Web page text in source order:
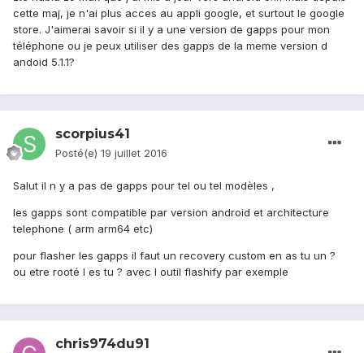
cette maj, je n'ai plus acces au appli google, et surtout le google
store. J'aimerai savoir si il y a une version de gapps pour mon
téléphone ou je peux utiliser des gapps de la meme version d
andoid 5.1.1?
scorpius41
Posté(e) 19 juillet 2016
Salut il n y a pas de gapps pour tel ou tel modèles ,
les gapps sont compatible par version android et architecture
telephone ( arm arm64 etc)
pour flasher les gapps il faut un recovery custom en as tu un ?
ou etre rooté l es tu ? avec l outil flashify par exemple
chris974du91